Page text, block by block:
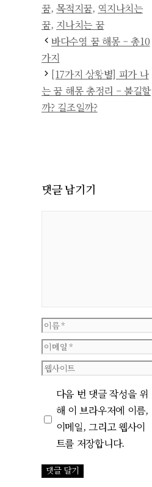
고
리
꿈,목적지꿈, 역지나치는
꿈, 지나치는 꿈
바다수영 꿈 해몽 – 총10
가지
[17가지 상황별] 피가 나
는 꿈 해몽 총정리 – 불길할
까? 길조일까?
댓글 남기기
이
름
이
메
일
웹
트
다음 번 댓글 작성을 위
해 이 브라우저에 이름,
이메일, 그리고 웹사이
트를 저장합니다.